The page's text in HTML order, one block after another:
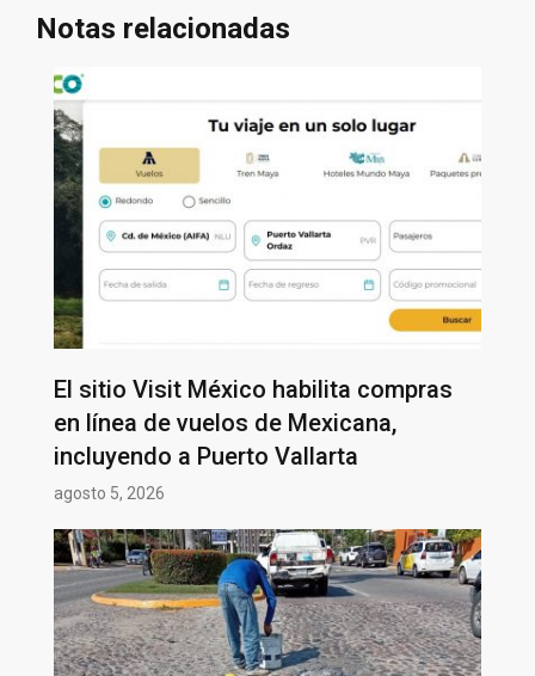
Notas relacionadas
El sitio Visit México habilita compras
en línea de vuelos de Mexicana,
incluyendo a Puerto Vallarta
agosto 5, 2026